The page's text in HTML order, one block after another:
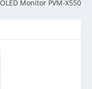
OLED Monitor PVM-X550